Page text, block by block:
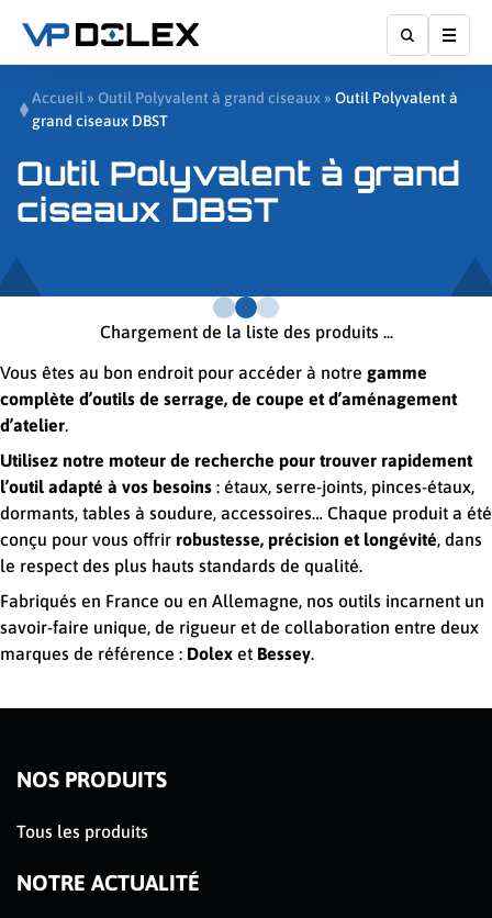
Accueil » Outil Polyvalent à grand ciseaux » Outil Polyvalent à
grand ciseaux DBST
Outil Polyvalent à grand
ciseaux DBST
Chargement de la liste des produits ...
Vous êtes au bon endroit pour accéder à notre gamme
complète d’outils de serrage, de coupe et d’aménagement
d’atelier.
Utilisez notre moteur de recherche pour trouver rapidement
l’outil adapté à vos besoins : étaux, serre-joints, pinces-étaux,
dormants, tables à soudure, accessoires… Chaque produit a été
conçu pour vous offrir robustesse, précision et longévité, dans
le respect des plus hauts standards de qualité.
Fabriqués en France ou en Allemagne, nos outils incarnent un
savoir-faire unique, de rigueur et de collaboration entre deux
marques de référence : Dolex et Bessey.
NOS PRODUITS
Tous les produits
NOTRE ACTUALITÉ